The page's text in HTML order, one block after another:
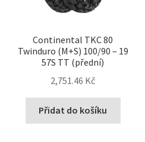
Continental TKC 80
Twinduro (M+S) 100/90 – 19
57S TT (přední)
2,751.46 Kč
Přidat do košíku